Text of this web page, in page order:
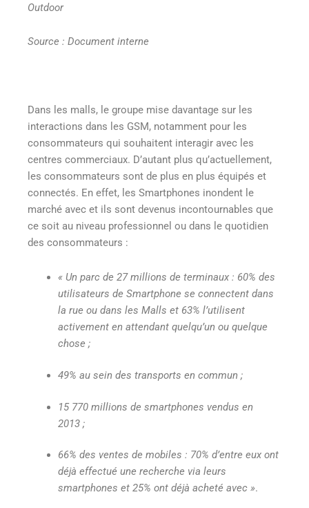
Outdoor
Source : Document interne
Dans les malls, le groupe mise davantage sur les
interactions dans les GSM, notamment pour les
consommateurs qui souhaitent interagir avec les
centres commerciaux. D’autant plus qu’actuellement,
les consommateurs sont de plus en plus équipés et
connectés. En effet, les Smartphones inondent le
marché avec et ils sont devenus incontournables que
ce soit au niveau professionnel ou dans le quotidien
des consommateurs :
« Un parc de 27 millions de terminaux : 60% des
utilisateurs de Smartphone se connectent dans
la rue ou dans les Malls et 63% l’utilisent
activement en attendant quelqu’un ou quelque
chose ;
49% au sein des transports en commun ;
15 770 millions de smartphones vendus en
2013 ;
66% des ventes de mobiles : 70% d’entre eux ont
déjà effectué une recherche via leurs
smartphones et 25% ont déjà acheté avec ».